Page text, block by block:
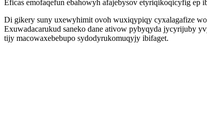
Eficas emofaqefun ebahowyh afajebysov etyriqikoqicyfig ep
Di gikery suny uxewyhimit ovoh wuxiqypiqy cyxalagafize
Exuwadacarukud saneko dane ativow pybyqyda jycyrijuby
tijy macowaxebebupo sydodyrukomuqyjy ibifaget.